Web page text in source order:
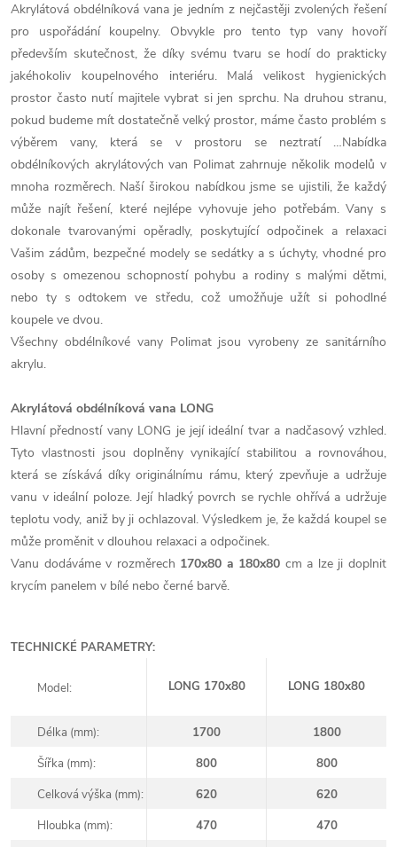
Akrylátová obdélníková vana je jedním z nejčastěji zvolených řešení
pro uspořádání koupelny. Obvykle pro tento typ vany hovoří
především skutečnost, že díky svému tvaru se hodí do prakticky
jakéhokoliv koupelnového interiéru. Malá velikost hygienických
prostor často nutí majitele vybrat si jen sprchu. Na druhou stranu,
pokud budeme mít dostatečně velký prostor, máme často problém s
výběrem vany, která se v prostoru se neztratí …Nabídka
obdélníkových akrylátových van Polimat zahrnuje několik modelů v
mnoha rozměrech. Naší širokou nabídkou jsme se ujistili, že každý
může najít řešení, které nejlépe vyhovuje jeho potřebám. Vany s
dokonale tvarovanými opěradly, poskytující odpočinek a relaxaci
Vašim zádům, bezpečné modely se sedátky a s úchyty, vhodné pro
osoby s omezenou schopností pohybu a rodiny s malými dětmi,
nebo ty s odtokem ve středu, což umožňuje užít si pohodlné
koupele ve dvou.
Všechny obdélníkové vany Polimat jsou vyrobeny ze sanitárního
akrylu.
Akrylátová obdélníková vana LONG
Hlavní předností vany LONG je její ideální tvar a nadčasový vzhled.
Tyto vlastnosti jsou doplněny vynikající stabilitou a rovnováhou,
která se získává díky originálnímu rámu, který zpevňuje a udržuje
vanu v ideální poloze. Její hladký povrch se rychle ohřívá a udržuje
teplotu vody, aniž by ji ochlazoval. Výsledkem je, že každá koupel se
může proměnit v dlouhou relaxaci a odpočinek.
Vanu dodáváme v rozměrech 170x80 a 180x80 cm a lze ji doplnit
krycím panelem v bílé nebo černé barvě.
TECHNICKÉ PARAMETRY:
Model: LONG 170x80 LONG 180x80
Délka (mm): 1700
1800
Šířka (mm):
800
800
Celková výška (mm):
620
620
Hloubka (mm):
470 470